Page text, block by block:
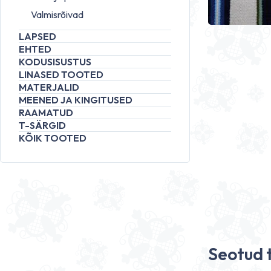
Valmisrõivad
LAPSED
EHTED
KODUSISUSTUS
LINASED TOOTED
MATERJALID
MEENED JA KINGITUSED
RAAMATUD
T-SÄRGID
KÕIK TOOTED
Seotud